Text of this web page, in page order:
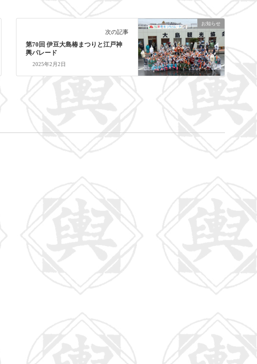
お知らせ
次の記事
第70回 伊豆大島椿まつりと江戸神
輿パレード
2025年2月2日